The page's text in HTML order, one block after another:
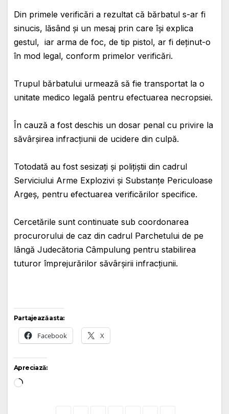
Din primele verificări a rezultat că bărbatul s-ar fi
sinucis, lăsând și un mesaj prin care își explica
gestul, iar arma de foc, de tip pistol, ar fi deținut-o
în mod legal, conform primelor verificări.
Trupul bărbatului urmează să fie transportat la o
unitate medico legală pentru efectuarea necropsiei.
În cauză a fost deschis un dosar penal cu privire la
săvârșirea infracțiunii de ucidere din culpă.
Totodată au fost sesizați și polițiștii din cadrul
Serviciului Arme Explozivi și Substanțe Periculoase
Argeș, pentru efectuarea verificărilor specifice.
Cercetările sunt continuate sub coordonarea
procurorului de caz din cadrul Parchetului de pe
lângă Judecătoria Câmpulung pentru stabilirea
tuturor împrejurărilor săvârșirii infracțiunii.
Partajează asta:
Facebook X
Apreciază:
Încarc...